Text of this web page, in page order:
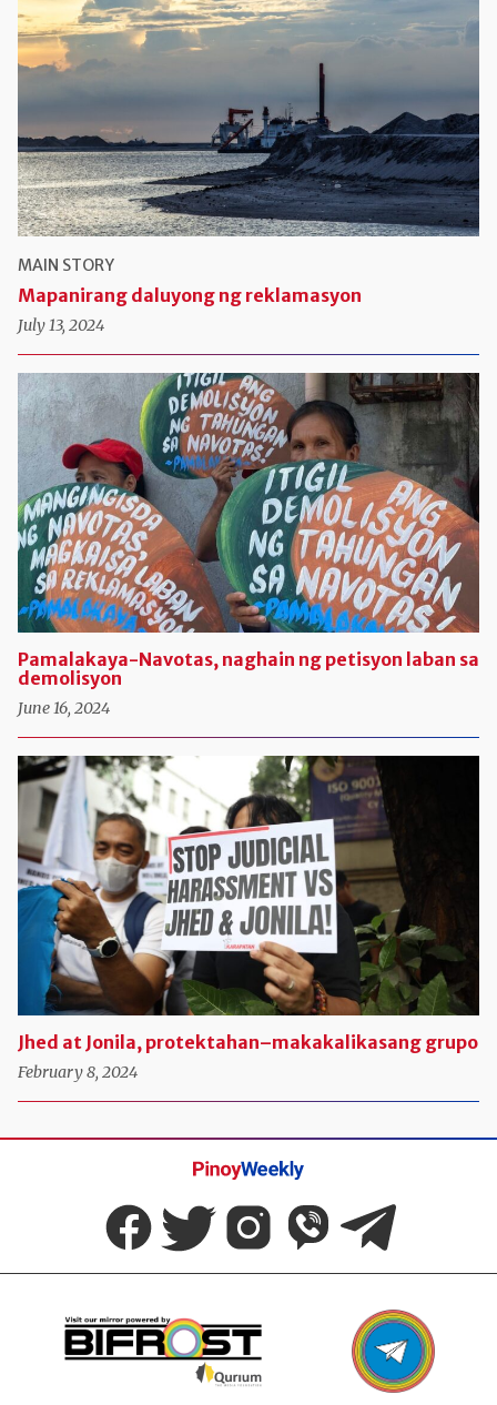
MAIN STORY
Mapanirang daluyong ng reklamasyon
July 13, 2024
Pamalakaya-Navotas, naghain ng petisyon laban sa
demolisyon
June 16, 2024
Jhed at Jonila, protektahan–makakalikasang grupo
February 8, 2024
Pinoy
Weekly